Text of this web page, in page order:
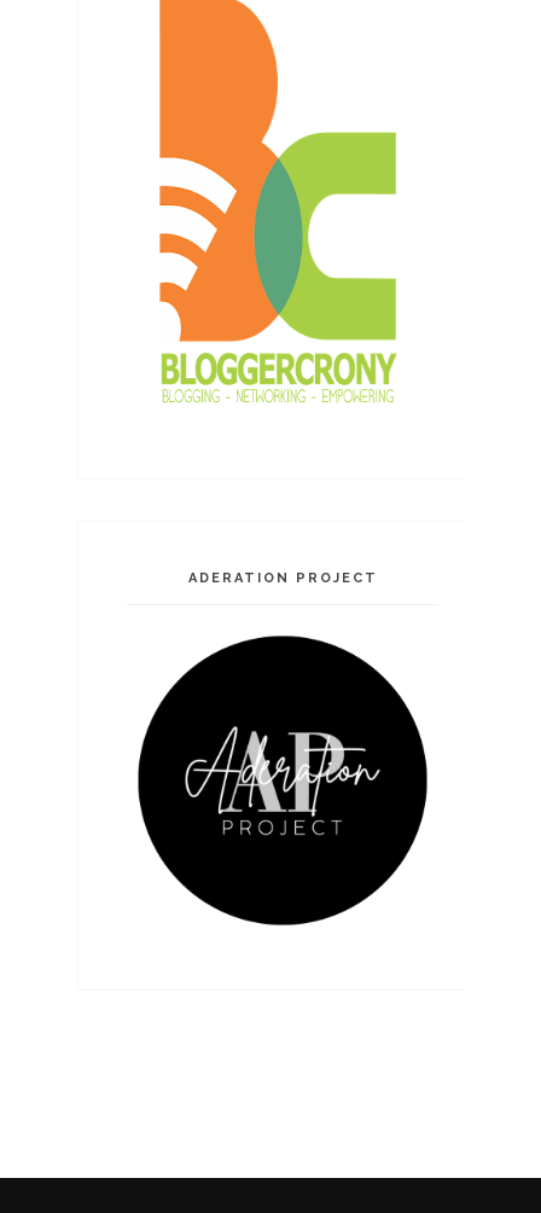
ADERATION PROJECT